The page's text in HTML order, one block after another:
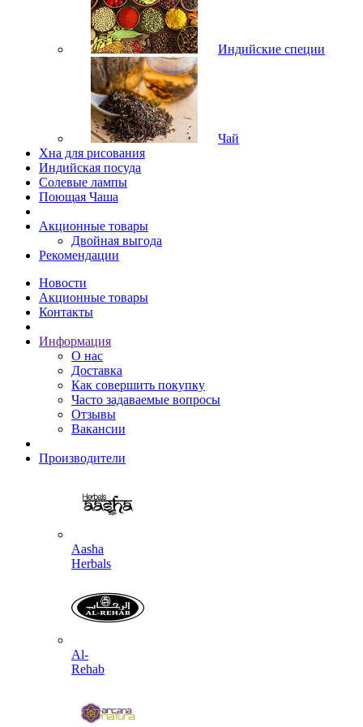
Индийские специи
Чай
Хна для рисования
Индийская посуда
Солевые лампы
Поющая Чаша
Акционные товары
Двойная выгода
Рекомендации
Новости
Акционные товары
Контакты
Информация
О нас
Доставка
Как совершить покупку
Часто задаваемые вопросы
Отзывы
Вакансии
Производители
Aasha
Herbals
Al-
Rehab